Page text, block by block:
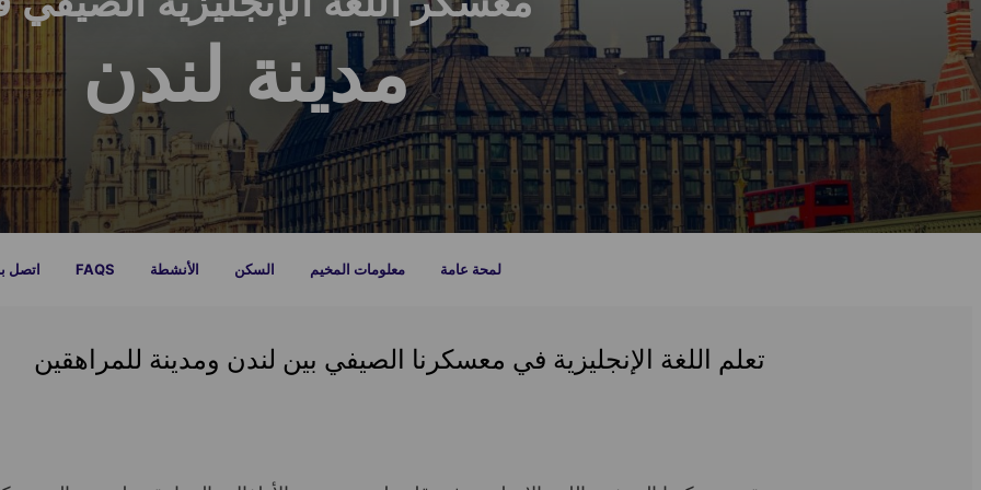
مدينة لندن
لمحة عامة معلومات المخيم السكن الأنشطة FAQS اتصل
تعلم اللغة الإنجليزية في معسكرنا الصيفي بين لندن ومدينة للمراهقين